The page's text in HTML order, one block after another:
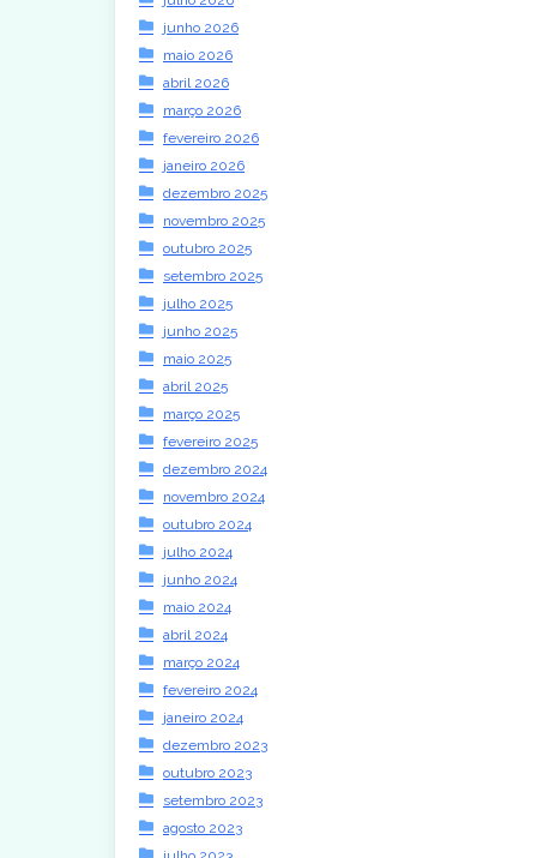
junho 2026
maio 2026
abril 2026
março 2026
fevereiro 2026
janeiro 2026
dezembro 2025
novembro 2025
outubro 2025
setembro 2025
julho 2025
junho 2025
maio 2025
abril 2025
março 2025
fevereiro 2025
dezembro 2024
novembro 2024
outubro 2024
julho 2024
junho 2024
maio 2024
abril 2024
março 2024
fevereiro 2024
janeiro 2024
dezembro 2023
outubro 2023
setembro 2023
agosto 2023